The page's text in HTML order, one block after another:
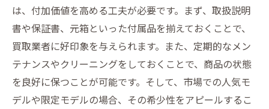
は、付加価値を高める工夫が必要です。まず、取扱説明
書や保証書、元箱といった付属品を揃えておくことで、
買取業者に好印象を与えられます。また、定期的なメン
テナンスやクリーニングをしておくことで、商品の状態
を良好に保つことが可能です。そして、市場での人気モ
デルや限定モデルの場合、その希少性をアピールするこ